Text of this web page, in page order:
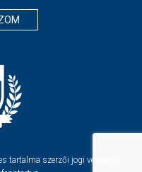
tartalma szerzői jogi védelem